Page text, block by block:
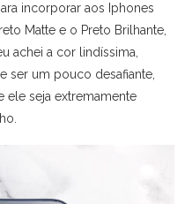
incorporar aos Iphones
Matte e o Preto Brilhante,
achei a cor lindíssima,
ser um pouco desafiante,
ele seja extremamente